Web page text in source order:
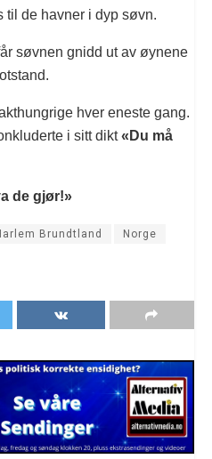
til de havner i dyp søvn.
søvnen gnidd ut av øynene
hver eneste gang.
i sitt dikt«Du må
de gjør!»
Brundtland Norge